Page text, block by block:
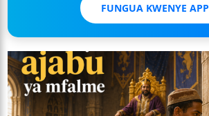
FUNGUA KWENYE APP